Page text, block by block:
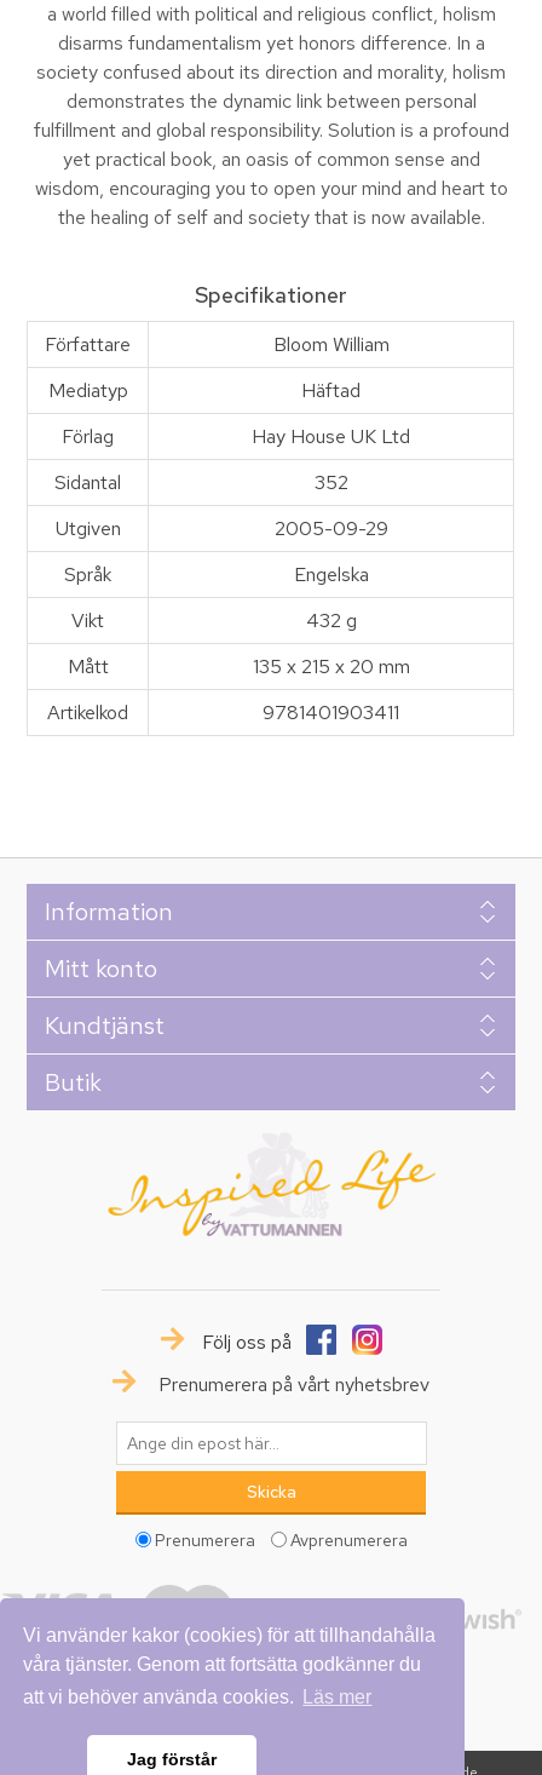
Vi använder kakor (cookies) för att tillhandahålla
våra tjänster. Genom att fortsätta godkänner du
att vi behöver använda cookies.
Läs mer
Jag förstår
a world filled with political and religious conflict, holism
disarms fundamentalism yet honors difference. In a
society confused about its direction and morality, holism
demonstrates the dynamic link between personal
fulfillment and global responsibility. Solution is a profound
yet practical book, an oasis of common sense and
wisdom, encouraging you to open your mind and heart to
the healing of self and society that is now available.
Specifikationer
Författare
Bloom William
Mediatyp
Häftad
Förlag
Hay House UK Ltd
Sidantal
352
Utgiven
2005-09-29
Språk
Engelska
Vikt
432 g
Mått
135 x 215 x 20 mm
Artikelkod
9781401903411
Information
Mitt konto
Kundtjänst
Butik
Följ oss på
Prenumerera på vårt nyhetsbrev
Prenumerera Avprenumerera